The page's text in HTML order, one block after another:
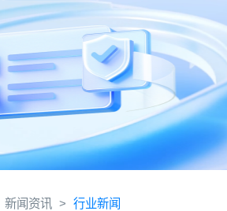
新闻资讯 > 行业新闻